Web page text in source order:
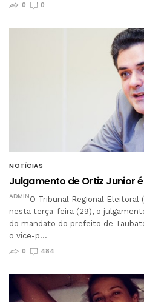
0
0
NOTÍCIAS
Julgamento de Ortiz Junior
ADMINO Tribunal Regional Eleitoral
nesta terça-feira (29), o
do mandato do prefeito de
o vice-p…
0
484